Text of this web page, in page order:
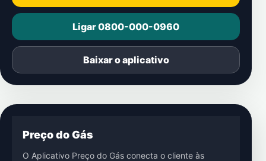
Ligar 0800-000-0960
Baixar o aplicativo
Preço do Gás
O Aplicativo Preço do Gás conecta o cliente às